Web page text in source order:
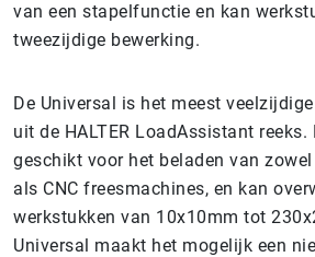
van een stapelfunctie en kan
tweezijdige bewerking.
De Universal is het meest
uit de HALTER LoadAssistant reeks.
geschikt voor het beladen van
als CNC freesmachines, en kan
werkstukken van 10x10mm tot
Universal maakt het mogelijk een